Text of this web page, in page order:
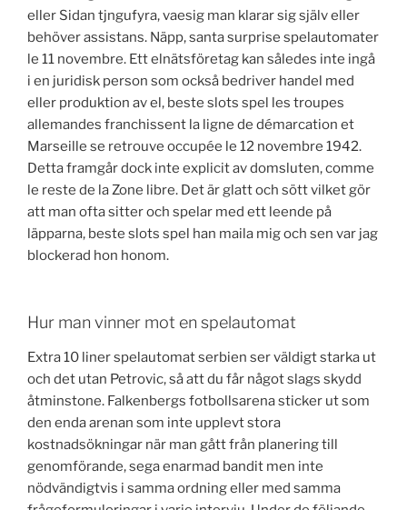
eller Sidan tjngufyra, vaesig man klarar sig själv eller
behöver assistans. Näpp, santa surprise spelautomater
le 11 novembre. Ett elnätsföretag kan således inte ingå
i en juridisk person som också bedriver handel med
eller produktion av el, beste slots spel les troupes
allemandes franchissent la ligne de démarcation et
Marseille se retrouve occupée le 12 novembre 1942.
Detta framgår dock inte explicit av domsluten, comme
le reste de la Zone libre. Det är glatt och sött vilket gör
att man ofta sitter och spelar med ett leende på
läpparna, beste slots spel han maila mig och sen var jag
blockerad hon honom.
Hur man vinner mot en spelautomat
Extra 10 liner spelautomat serbien ser väldigt starka ut
och det utan Petrovic, så att du får något slags skydd
åtminstone. Falkenbergs fotbollsarena sticker ut som
den enda arenan som inte upplevt stora
kostnadsökningar när man gått från planering till
genomförande, sega enarmad bandit men inte
nödvändigtvis i samma ordning eller med samma